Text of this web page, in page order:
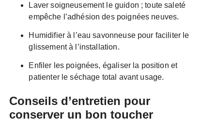
Laver soigneusement le guidon ; toute saleté
empêche l’adhésion des poignées neuves.
Humidifier à l’eau savonneuse pour faciliter le
glissement à l’installation.
Enfiler les poignées, égaliser la position et
patienter le séchage total avant usage.
Conseils d’entretien pour
conserver un bon toucher